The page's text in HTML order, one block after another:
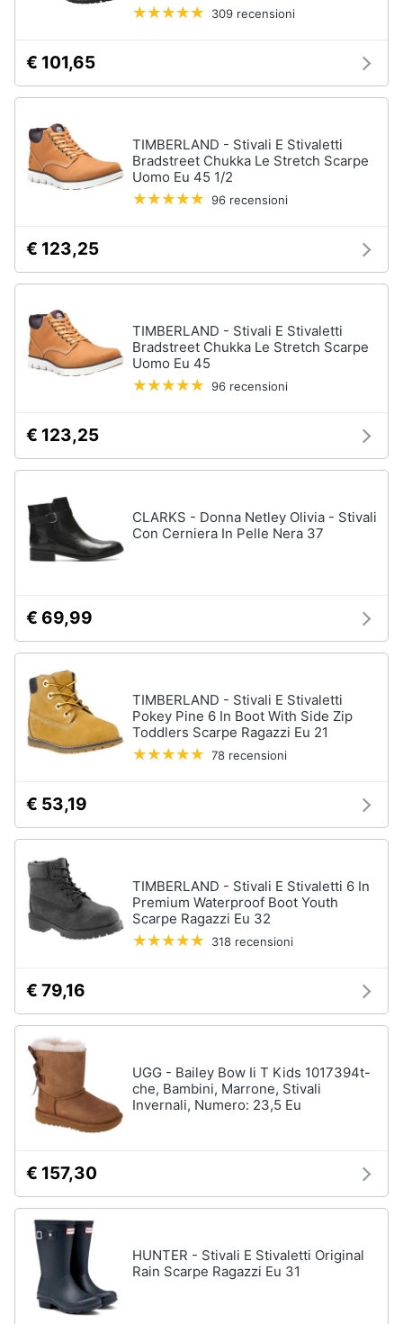
309 recensioni
€ 101,65
TIMBERLAND - Stivali E Stivaletti
Bradstreet Chukka Le Stretch Scarpe
Uomo Eu 45 1/2
96 recensioni
€ 123,25
TIMBERLAND - Stivali E Stivaletti
Bradstreet Chukka Le Stretch Scarpe
Uomo Eu 45
96 recensioni
€ 123,25
CLARKS - Donna Netley Olivia - Stivali
Con Cerniera In Pelle Nera 37
€ 69,99
TIMBERLAND - Stivali E Stivaletti
Pokey Pine 6 In Boot With Side Zip
Toddlers Scarpe Ragazzi Eu 21
78 recensioni
€ 53,19
TIMBERLAND - Stivali E Stivaletti 6 In
Premium Waterproof Boot Youth
Scarpe Ragazzi Eu 32
318 recensioni
€ 79,16
UGG - Bailey Bow Ii T Kids 1017394t-
che, Bambini, Marrone, Stivali
Invernali, Numero: 23,5 Eu
€ 157,30
HUNTER - Stivali E Stivaletti Original
Rain Scarpe Ragazzi Eu 31